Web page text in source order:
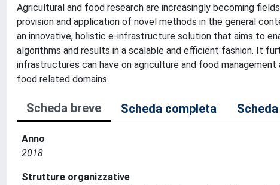
Agricultural and food research are increasingly becoming
provision and application of novel methods in the general
an innovative, holistic e-infrastructure solution that aims to
algorithms and results in a scalable and efficient fashion. It
infrastructures can have on agriculture and food
food related domains.
Scheda breve Scheda completa
Anno
2018
Strutture organizzative